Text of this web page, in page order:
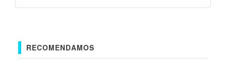
RECOMENDAMOS